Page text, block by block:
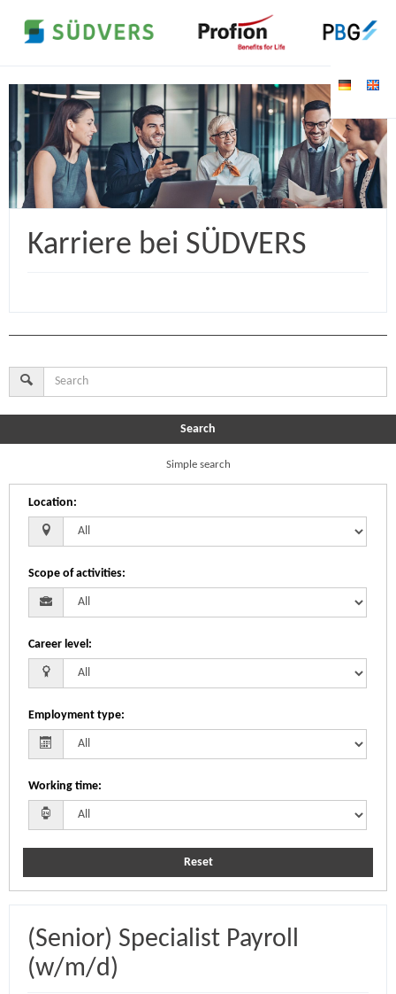
Karriere bei SÜDVERS
Search
Simple search
Location:
Scope of activities:
Career level:
Employment type:
Working time:
Reset
(Senior) Specialist Payroll
(w/m/d)